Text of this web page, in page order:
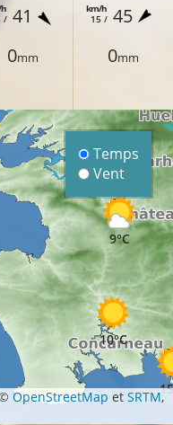
/ 41
0mm
15 /
km/h 45
0mm
9°C
10°C
Temps
Vent
©OpenStreetMap etSRTM,